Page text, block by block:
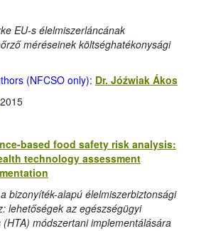
EU-s élelmiszerláncának
méréseinek költséghatékonysági
(NFCSO only): Dr. Jóźwiak Ákos
based food safety risk analysis:
technology assessment
bizonyíték-alapú élelmiszerbiztonsági
lehetőségek az egészségügyi
módszertani implementálására